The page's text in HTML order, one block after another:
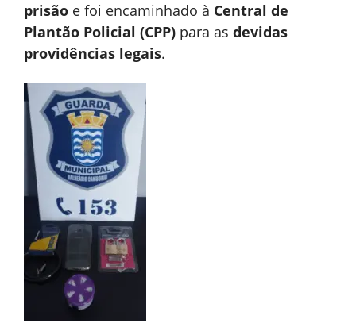
prisão e foi encaminhado à Central de
Plantão Policial (CPP) para as devidas
providências legais.